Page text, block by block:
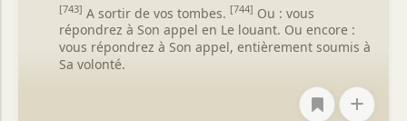
[743] A sortir de vos tombes. [744] Ou : vous
répondrez à Son appel en Le louant. Ou encore :
vous répondrez à Son appel, entièrement soumis à
Sa volonté.
+